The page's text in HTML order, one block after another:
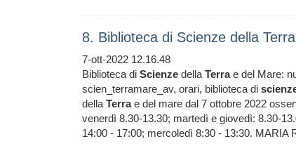
8. Biblioteca di Scienze della
7-ott-2022 12.16.48
Biblioteca di Scienze della Terrae del Mare:
scien_terramare_av, orari, biblioteca di
della Terrae del mare dal 7 ottobre 2022
venerdì 8.30-13.30; martedì e giovedì: 8.30-
14:00 - 17:00; mercoledì 8:30 - 13:30. MARIA